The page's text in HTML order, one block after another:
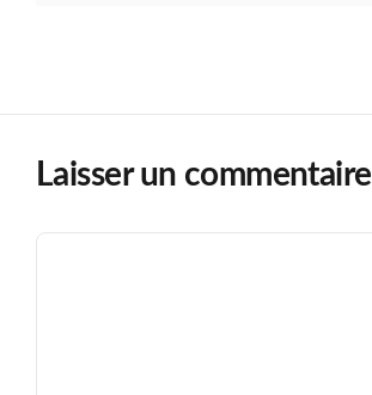
Laisser un commentaire